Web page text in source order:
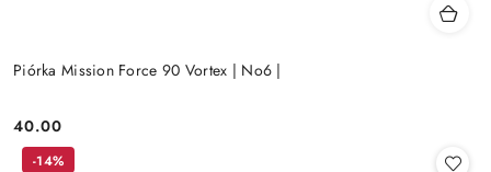
Piórka Mission Force 90 Vortex | No6 |
Cena:
40.00
-14%